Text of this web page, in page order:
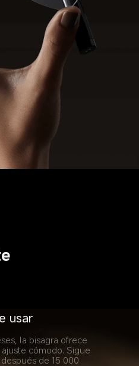
usar
la bisagra ofrece
cómodo. Sigue
de 15 000